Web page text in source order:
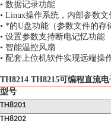
• 数据记录功能
• Linux操作系统，内部参数
• *的U盘功能（参数文件的存
• 设置参数支持断电记忆功能
• 智能温控风扇
• 配套上位机软件实现远端操
TH8214 TH8215可编程直流
型号
TH8201
TH8202